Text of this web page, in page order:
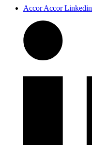
Accor Accor Linkedin